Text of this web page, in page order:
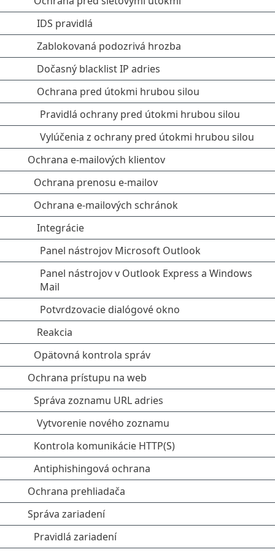
IDS pravidlá
Zablokovaná podozrivá hrozba
Dočasný blacklist IP adries
Ochrana pred útokmi hrubou silou
Pravidlá ochrany pred útokmi hrubou silou
Vylúčenia z ochrany pred útokmi hrubou silou
Ochrana e-mailových klientov
Ochrana prenosu e-mailov
Ochrana e‑mailových schránok
Integrácie
Panel nástrojov Microsoft Outlook
Panel nástrojov v Outlook Express a Windows
Mail
Potvrdzovacie dialógové okno
Reakcia
Opätovná kontrola správ
Ochrana prístupu na web
Správa zoznamu URL adries
Vytvorenie nového zoznamu
Kontrola komunikácie HTTP(S)
Antiphishingová ochrana
Ochrana prehliadača
Správa zariadení
Pravidlá zariadení